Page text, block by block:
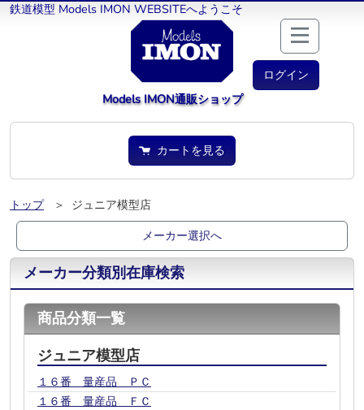
鉄道模型 Models IMON WEBSITEへようこそ
ログイン
Models IMON通販ショップ
カートを見る
トップ
＞ ジュニア模型店
メーカー選択へ
メーカー分類別在庫検索
商品分類一覧
ジュニア模型店
１６番 量産品 ＰＣ
１６番 量産品 ＦＣ